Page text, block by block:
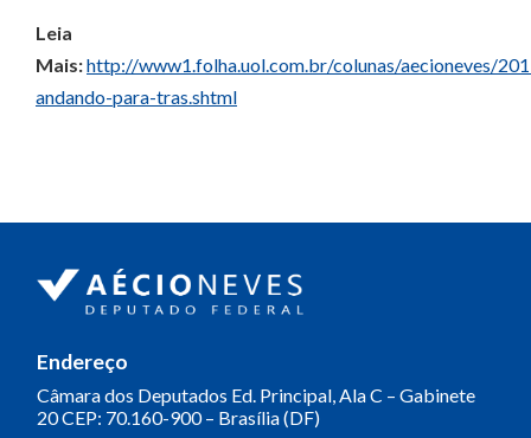
Leia
Mais:http://www1.folha.uol.com.br/colunas/aecioneves/
andando-para-tras.shtml
Endereço
Câmara dos Deputados Ed. Principal, Ala C – Gabinete
20CEP: 70.160-900 – Brasília (DF)